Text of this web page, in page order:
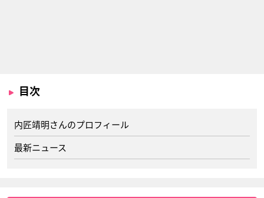
目次
内匠靖明さんのプロフィール
最新ニュース